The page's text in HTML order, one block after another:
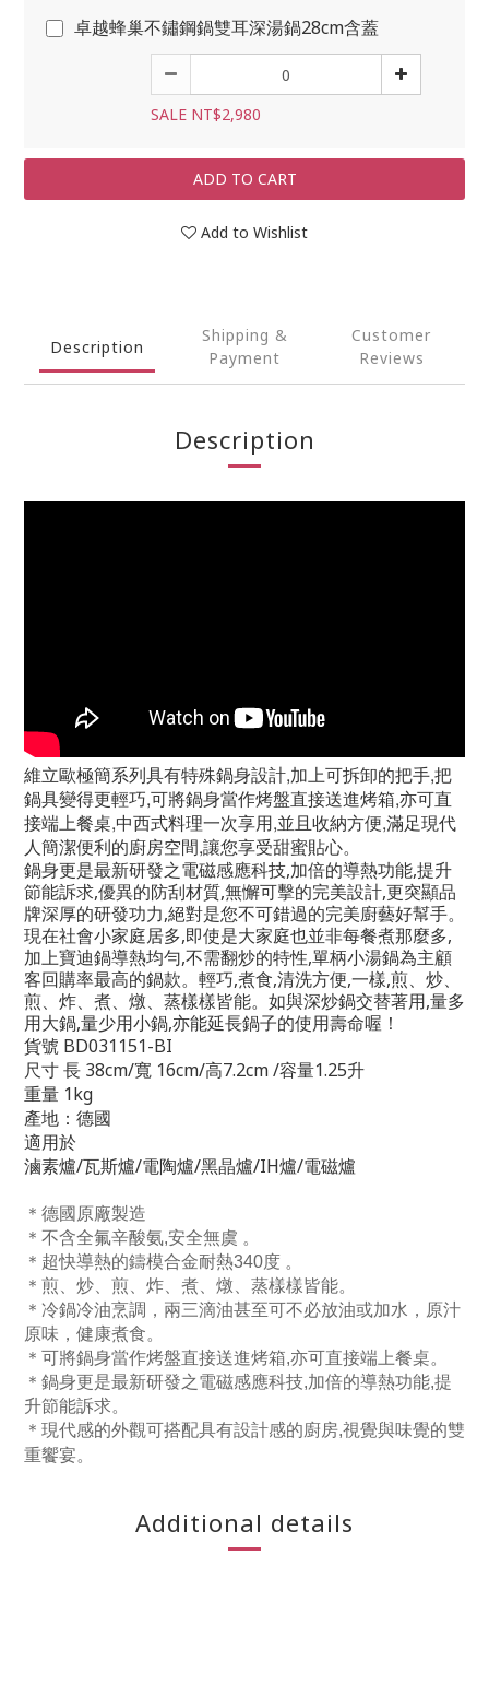
卓越蜂巢不鏽鋼鍋雙耳深湯鍋28cm含蓋
SALE NT$2,980
ADD TO CART
Add to Wishlist
Description
Shipping &
Payment
Customer
Reviews
Description
維立歐極簡系列具有特殊鍋身設計,加上可拆卸的把手,把
鍋具變得更輕巧,可將鍋身當作烤盤直接送進烤箱,亦可直
接端上餐桌,中西式料理一次享用,並且收納方便,滿足現代
人簡潔便利的廚房空間,讓您享受甜蜜貼心。
鍋身更是最新研發之電磁感應科技,加倍的導熱功能,提升
節能訴求,優異的防刮材質,無懈可擊的完美設計,更突顯品
牌深厚的研發功力,絕對是您不可錯過的完美廚藝好幫手。
現在社會小家庭居多,即使是大家庭也並非每餐煮那麼多,
加上寶迪鍋導熱均勻,不需翻炒的特性,單柄小湯鍋為主顧
客回購率最高的鍋款。輕巧,煮食,清洗方便,一樣,煎、炒、
煎、炸、煮、燉、蒸樣樣皆能。如與深炒鍋交替著用,量多
用大鍋,量少用小鍋,亦能延長鍋子的使用壽命喔！
貨號 BD031151-BI
尺寸長 38cm/寬 16cm/高7.2cm /容量1.25升
重量 1kg
產地：德國
適用於
滷素爐/瓦斯爐/電陶爐/黑晶爐/IH爐/電磁爐
＊德國原廠製造
＊不含全氟辛酸氨,安全無虞 。
＊超快導熱的鑄模合金耐熱340度 。
＊煎、炒、煎、炸、煮、燉、蒸樣樣皆能。
＊冷鍋冷油烹調，兩三滴油甚至可不必放油或加水，原汁
原味，健康煮食。
＊可將鍋身當作烤盤直接送進烤箱,亦可直接端上餐桌。
＊鍋身更是最新研發之電磁感應科技,加倍的導熱功能,提
升節能訴求。
＊現代感的外觀可搭配具有設計感的廚房,視覺與味覺的雙
重饗宴。
Additional details